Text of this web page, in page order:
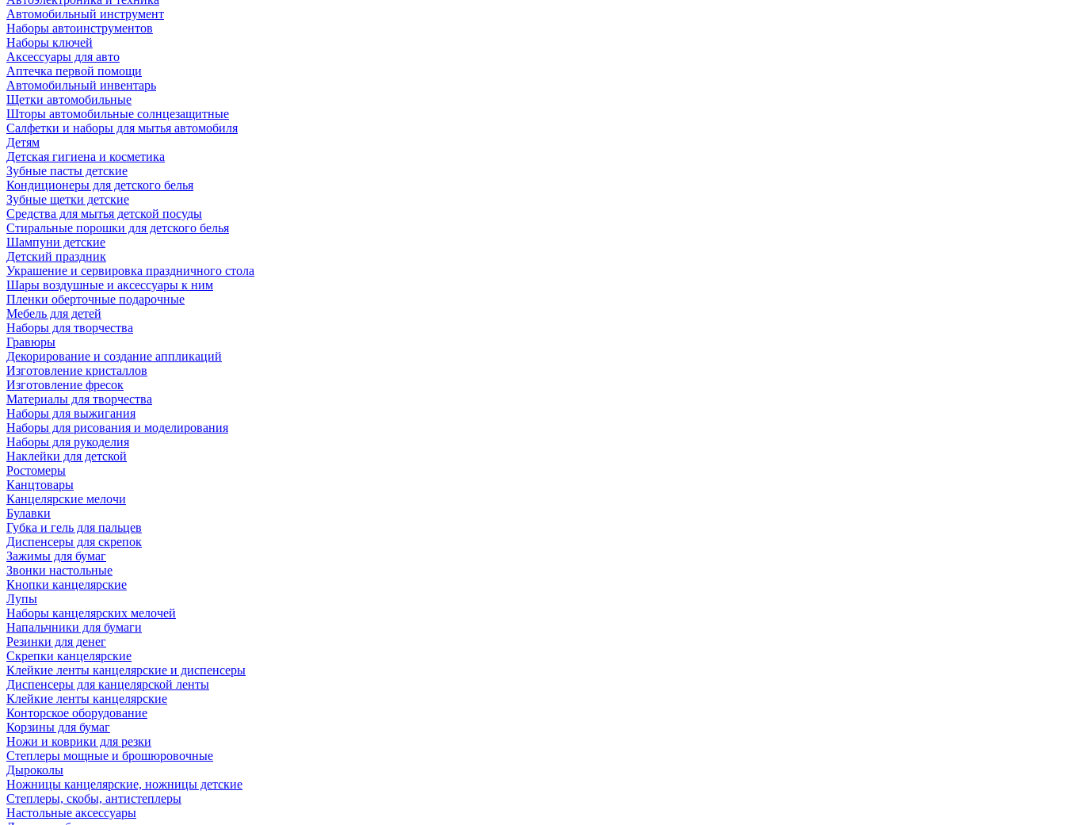
Автомобильный инструмент
Наборы автоинструментов
Наборы ключей
Аксессуары для авто
Аптечка первой помощи
Автомобильный инвентарь
Щетки автомобильные
Шторы автомобильные солнцезащитные
Салфетки и наборы для мытья автомобиля
Детям
Детская гигиена и косметика
Зубные пасты детские
Кондиционеры для детского белья
Зубные щетки детские
Средства для мытья детской посуды
Стиральные порошки для детского белья
Шампуни детские
Детский праздник
Украшение и сервировка праздничного стола
Шары воздушные и аксессуары к ним
Пленки оберточные подарочные
Мебель для детей
Наборы для творчества
Гравюры
Декорирование и создание аппликаций
Изготовление кристаллов
Изготовление фресок
Материалы для творчества
Наборы для выжигания
Наборы для рисования и моделирования
Наборы для рукоделия
Наклейки для детской
Ростомеры
Канцтовары
Канцелярские мелочи
Булавки
Губка и гель для пальцев
Диспенсеры для скрепок
Зажимы для бумаг
Звонки настольные
Кнопки канцелярские
Лупы
Наборы канцелярских мелочей
Напальчники для бумаги
Резинки для денег
Скрепки канцелярские
Клейкие ленты канцелярские и диспенсеры
Диспенсеры для канцелярской ленты
Клейкие ленты канцелярские
Конторское оборудование
Корзины для бумаг
Ножи и коврики для резки
Степлеры мощные и брошюровочные
Дыроколы
Ножницы канцелярские, ножницы детские
Степлеры, скобы, антистеплеры
Настольные аксессуары